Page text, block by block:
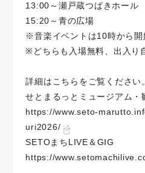
13:00～瀬戸蔵つばきホール
15:20～青の広場
※音楽イベントは10時から開
※どちらも入場無料、出入り
詳細はこちらをご覧ください。
せとまるっとミュージアム・
https://www.seto-
uri2026/
SETOまちLIVE＆GIG
https://